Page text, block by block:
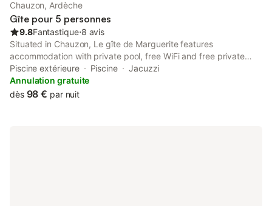
Chauzon, Ardèche
Gîte pour 5 personnes
9.8Fantastique⋅8 avis
Situated in Chauzon, Le gîte de Marguerite features
accommodation with private pool, free WiFi and free private
parking for guests who drive. The property features pool and
garden views, and is 19 km from Pont d'Arc.
Piscine extérieure Piscine
Jacuzzi
Annulation gratuite
dès 98 € par nuit